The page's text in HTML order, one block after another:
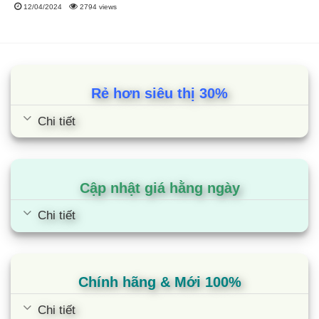
tính thẩm mỹ cao, có cửa mở ở phía trước nên cần không
giặt sạch quần áo hiệu quả, giữ quần áo không bị xoắn rối.
Ngoài ra, máy giặt cửa ngang sử dụng ít bột giặt hơn, ít nước
hơn và có thời gian bảo hành máy nén lâu hơn khi được tích
hợp inveter và vận hành êm ái hơn so với dòng cửa trên.
2.3. Kích thước
Máy giặt cửa ngang Electrolux 11kg có kích thước như sau:
Chiều cao: 850 mm
Khối lượng máy: 78 kg
12/04/2024 2794 views
Rẻ hơn siêu thị 30%
Chi tiết
Cập nhật giá hằng ngày
Chi tiết
Chính hãng & Mới 100%
Chi tiết